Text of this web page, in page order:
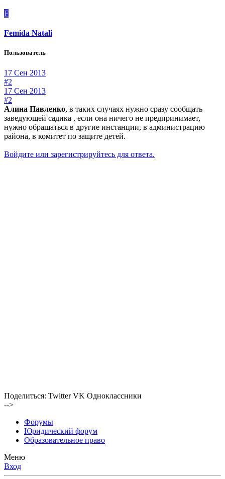
F
Femida Natali
Пользователь
17 Сен 2013
#2
17 Сен 2013
#2
Алина Павленко, в таких случаях нужно сразу сообщать
заведующей садика , если она ничего не предпринимает,
нужно обращаться в другие инстанции, в администрацию
района, в комитет по защите детей.
Войдите или зарегистрируйтесь для ответа.
Поделиться: Twitter VK Одноклассники
-->
Форумы
Юридический форум
Образовательное право
Меню
Вход